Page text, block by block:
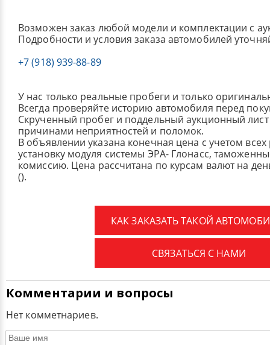
Возможен заказ любой модели и комплектации с
Подробности и условия заказа автомобилей
+7 (918) 939-88-89
У нас только реальные пробеги и только
Всегда проверяйте историю автомобиля перед
Скрученный пробег и поддельный аукционный лист
причинами неприятностей и поломок.
В объявлении указана конечная цена с учетом
установку модуля системы ЭРА- Глонасс,
комиссию. Цена рассчитана по курсам валют на
().
КАК ЗАКАЗАТЬ ТАКОЙ
СВЯЗАТЬСЯ С НАМИ
Комментарии и вопросы
Нет комметнариев.